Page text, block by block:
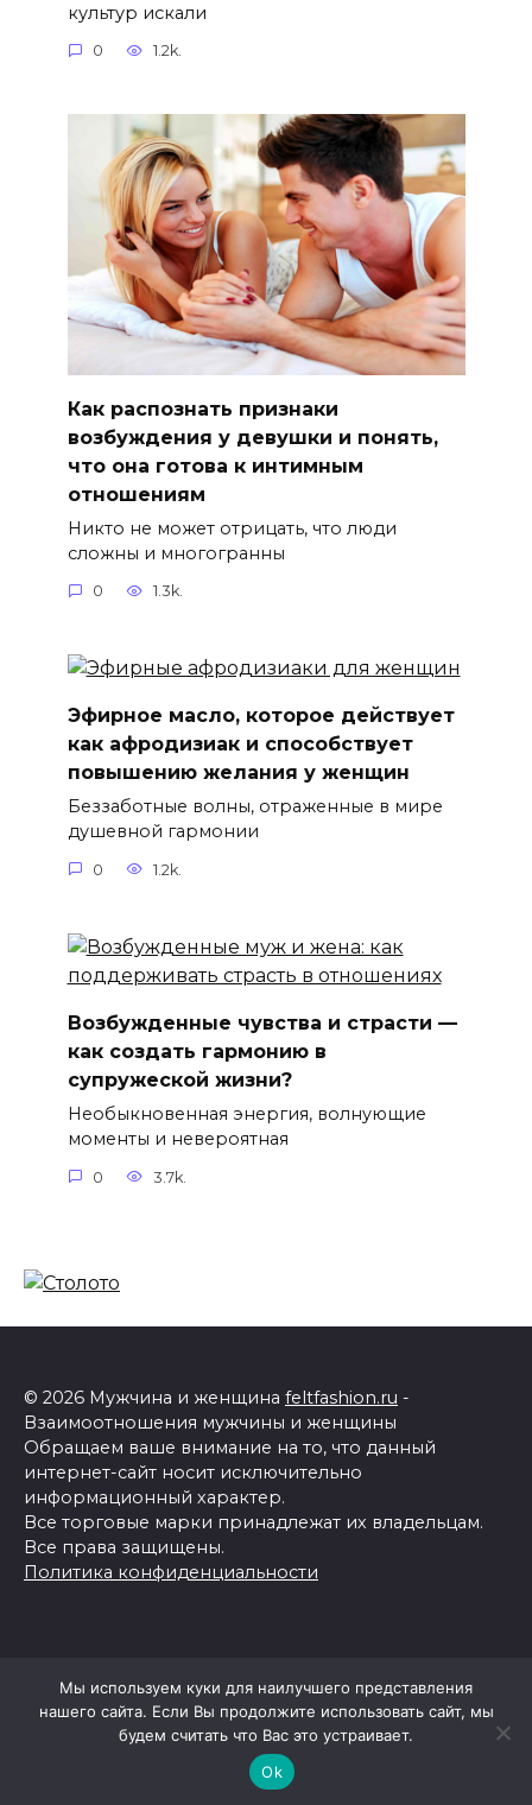
культур искали
0 1.2k.
Как распознать признаки
возбуждения у девушки и понять,
что она готова к интимным
отношениям
Никто не может отрицать, что люди
сложны и многогранны
0 1.3k.
Эфирное масло, которое действует
как афродизиак и способствует
повышению желания у женщин
Беззаботные волны, отраженные в мире
душевной гармонии
0 1.2k.
Возбужденные чувства и страсти —
как создать гармонию в
супружеской жизни?
Необыкновенная энергия, волнующие
моменты и невероятная
0 3.7k.
© 2026 Мужчина и женщина feltfashion.ru -
Взаимоотношения мужчины и женщины
Обращаем ваше внимание на то, что данный
интернет-сайт носит исключительно
информационный характер.
Все торговые марки принадлежат их владельцам.
Все права защищены.
Политика конфиденциальности
Мы используем куки для наилучшего представления
нашего сайта. Если Вы продолжите использовать сайт, мы
будем считать что Вас это устраивает.
Ok